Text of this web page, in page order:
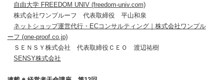
自由大学 FREEDOM UNIV (freedom-univ.com)
株式会社ワンプルーフ 代表取締役 平山和泉
ネットショップ運営代行・ECコンサルティング｜株式会社ワンプル
ーフ (one-proof.co.jp)
ＳＥＮＳＹ株式会社 代表取締役ＣＥＯ 渡辺祐樹
SENSY株式会社